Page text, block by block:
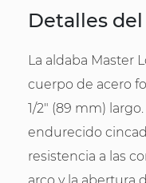
Detalles
La aldaba Master
cuerpo de acero
1/2" (89 mm)
endurecido
resistencia a las